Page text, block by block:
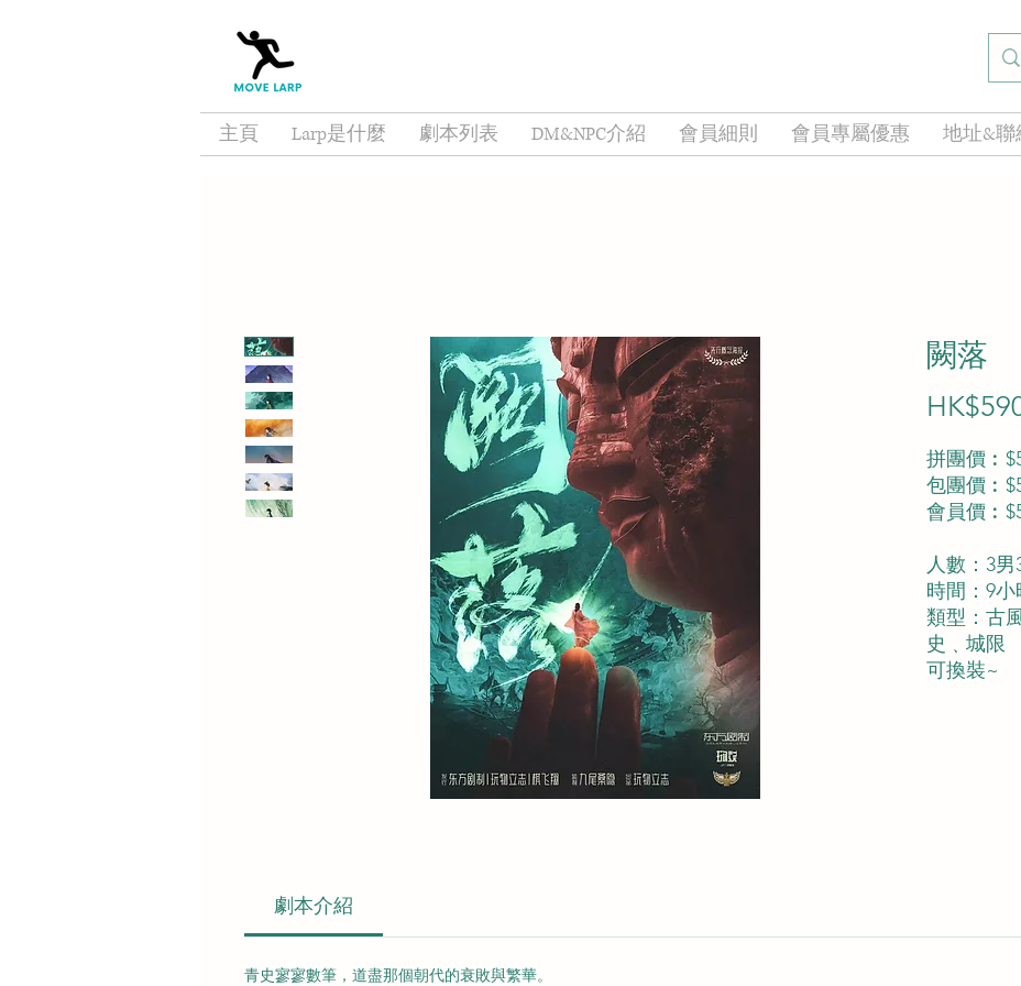
主頁 Larp是什麼 劇本列表 DM&NPC介紹 會員細則 會員專屬優惠 地址&聯
闕落
拼團價
包團價
會員價
人數：3
時間：9小
類型：古
史﹑城限
可換裝~
劇本介紹
青史寥寥數筆，道盡那個朝代的衰敗與繁華。